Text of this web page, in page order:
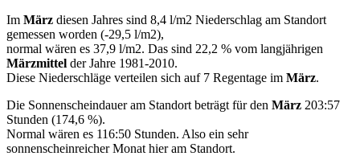
Im März diesen Jahres sind 8,4 l/m2 Niederschlag am Standort
gemessen worden (-29,5 l/m2),
normal wären es 37,9 l/m2. Das sind 22,2 % vom langjährigen
Märzmittel der Jahre 1981-2010.
Diese Niederschläge verteilen sich auf 7 Regentage im März.
Die Sonnenscheindauer am Standort beträgt für den März 203:57
Stunden (174,6 %).
Normal wären es 116:50 Stunden. Also ein sehr
sonnenscheinreicher Monat hier am Standort.